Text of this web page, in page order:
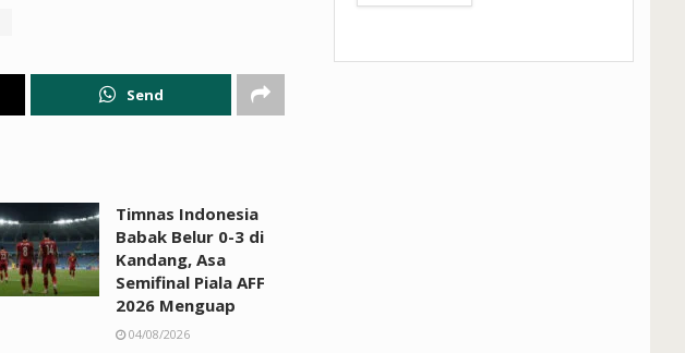
Send
Timnas Indonesia
Babak Belur 0-3 di
Kandang, Asa
Semifinal Piala AFF
2026 Menguap
04/08/2026